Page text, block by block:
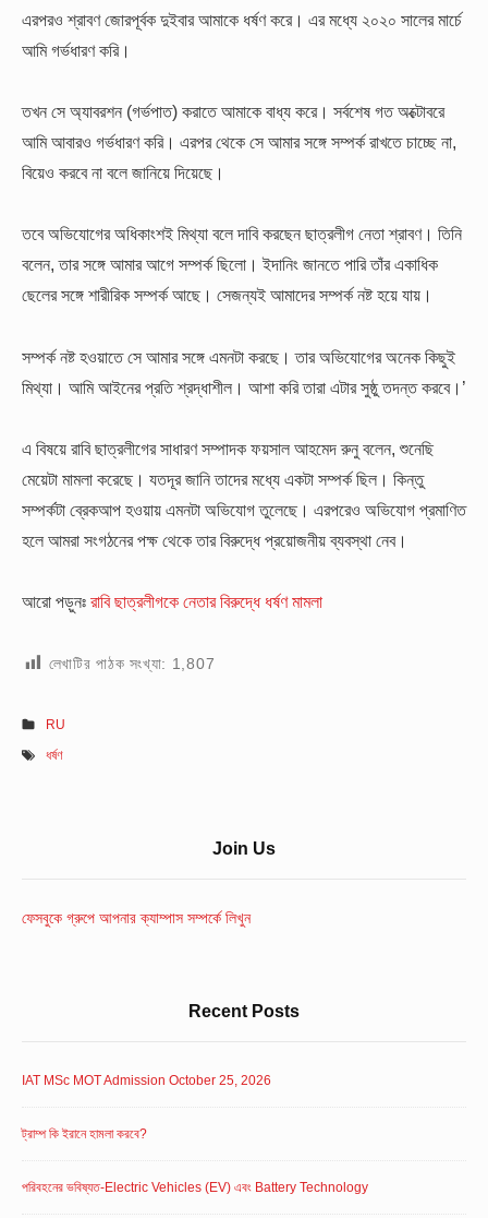
এরপরও শ্রাবণ জোরপূর্বক দুইবার আমাকে ধর্ষণ করে। এর মধ্যে ২০২০ সালের মার্চে
আমি গর্ভধারণ করি।
তখন সে অ্যাবরশন (গর্ভপাত) করাতে আমাকে বাধ্য করে। সর্বশেষ গত অক্টোবরে
আমি আবারও গর্ভধারণ করি। এরপর থেকে সে আমার সঙ্গে সম্পর্ক রাখতে চাচ্ছে না,
বিয়েও করবে না বলে জানিয়ে দিয়েছে।
তবে অভিযোগের অধিকাংশই মিথ্যা বলে দাবি করছেন ছাত্রলীগ নেতা শ্রাবণ। তিনি
বলেন, তার সঙ্গে আমার আগে সম্পর্ক ছিলো। ইদানিং জানতে পারি তাঁর একাধিক
ছেলের সঙ্গে শারীরিক সম্পর্ক আছে। সেজন্যই আমাদের সম্পর্ক নষ্ট হয়ে যায়।
সম্পর্ক নষ্ট হওয়াতে সে আমার সঙ্গে এমনটা করছে। তার অভিযোগের অনেক কিছুই
মিথ্যা। আমি আইনের প্রতি শ্রদ্ধাশীল। আশা করি তারা এটার সুষ্ঠু তদন্ত করবে।’
এ বিষয়ে রাবি ছাত্রলীগের সাধারণ সম্পাদক ফয়সাল আহমেদ রুনু বলেন, শুনেছি
মেয়েটা মামলা করেছে। যতদূর জানি তাদের মধ্যে একটা সম্পর্ক ছিল। কিন্তু
সম্পর্কটা ব্রেকআপ হওয়ায় এমনটা অভিযোগ তুলেছে। এরপরেও অভিযোগ প্রমাণিত
হলে আমরা সংগঠনের পক্ষ থেকে তার বিরুদ্ধে প্রয়োজনীয় ব্যবস্থা নেব।
আরো পড়ুনঃ রাবি ছাত্রলীগকে নেতার বিরুদ্ধে ধর্ষণ মামলা
লেখাটির পাঠক সংখ্যা: 1,807
RU
ধর্ষণ
Area
Join Us
ফেসবুকে গ্রুপে আপনার ক্যাম্পাস সম্পর্কে লিখুন
Recent Posts
IAT MSc MOT Admission October 25, 2026
ট্রাম্প কি ইরানে হামলা করবে?
পরিবহনের ভবিষ্যত-Electric Vehicles (EV) এবং Battery Technology